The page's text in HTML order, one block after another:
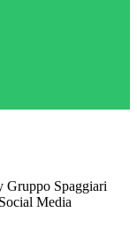
Gruppo Spaggiari
Media